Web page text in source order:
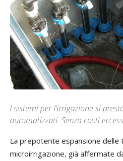
I sistemi per l’irrigazione si
automatizzati. Senza costi
La prepotente espansione delle
microirrigazione, già affermate